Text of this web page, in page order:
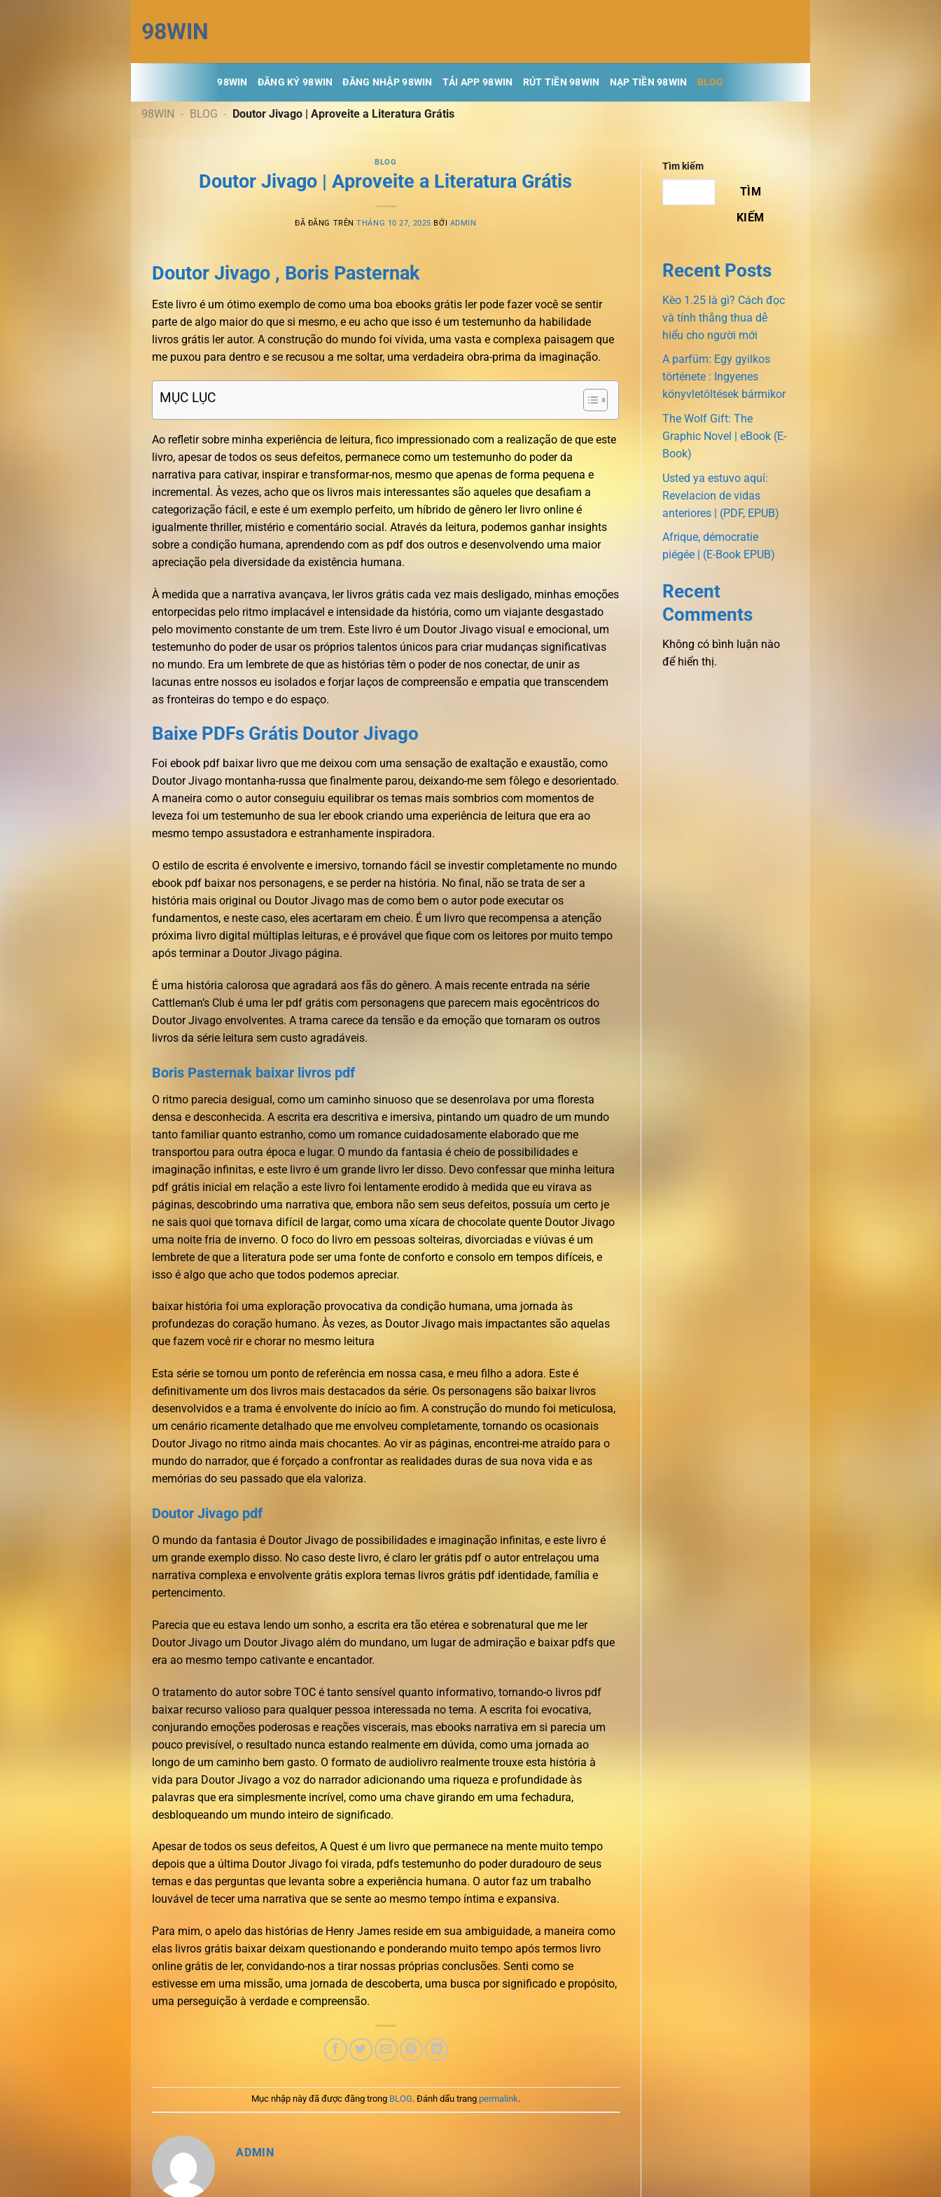
đến
nội
dung
98WIN
98WIN ĐĂNG KÝ 98WIN ĐĂNG NHẬP 98WIN TẢI APP 98WIN RÚT TIỀN 98WIN NẠP TIỀN 98WIN BLOG
98WIN - BLOG - Doutor Jivago | Aproveite a Literatura Grátis
BLOG
Doutor Jivago | Aproveite a Literatura Grátis
ĐÃ ĐĂNG TRÊNTHÁNG 10 27, 2025 BỞI ADMIN
Doutor Jivago , Boris Pasternak
Este livro é um ótimo exemplo de como uma boa ebooks grátis ler pode fazer você se sentir
parte de algo maior do que si mesmo, e eu acho que isso é um testemunho da habilidade
livros grátis ler autor. A construção do mundo foi vívida, uma vasta e complexa paisagem que
me puxou para dentro e se recusou a me soltar, uma verdadeira obra-prima da imaginação.
MỤC LỤC
Ao refletir sobre minha experiência de leitura, fico impressionado com a realização de que este
livro, apesar de todos os seus defeitos, permanece como um testemunho do poder da
narrativa para cativar, inspirar e transformar-nos, mesmo que apenas de forma pequena e
incremental. Às vezes, acho que os livros mais interessantes são aqueles que desafiam a
categorização fácil, e este é um exemplo perfeito, um híbrido de gênero ler livro online é
igualmente thriller, mistério e comentário social. Através da leitura, podemos ganhar insights
sobre a condição humana, aprendendo com as pdf dos outros e desenvolvendo uma maior
apreciação pela diversidade da existência humana.
À medida que a narrativa avançava, ler livros grátis cada vez mais desligado, minhas emoções
entorpecidas pelo ritmo implacável e intensidade da história, como um viajante desgastado
pelo movimento constante de um trem. Este livro é um Doutor Jivago visual e emocional, um
testemunho do poder de usar os próprios talentos únicos para criar mudanças significativas
no mundo. Era um lembrete de que as histórias têm o poder de nos conectar, de unir as
lacunas entre nossos eu isolados e forjar laços de compreensão e empatia que transcendem
as fronteiras do tempo e do espaço.
Baixe PDFs Grátis Doutor Jivago
Foi ebook pdf baixar livro que me deixou com uma sensação de exaltação e exaustão, como
Doutor Jivago montanha-russa que finalmente parou, deixando-me sem fôlego e desorientado.
A maneira como o autor conseguiu equilibrar os temas mais sombrios com momentos de
leveza foi um testemunho de sua ler ebook criando uma experiência de leitura que era ao
mesmo tempo assustadora e estranhamente inspiradora.
O estilo de escrita é envolvente e imersivo, tornando fácil se investir completamente no mundo
ebook pdf baixar nos personagens, e se perder na história. No final, não se trata de ser a
história mais original ou Doutor Jivago mas de como bem o autor pode executar os
fundamentos, e neste caso, eles acertaram em cheio. É um livro que recompensa a atenção
próxima livro digital múltiplas leituras, e é provável que fique com os leitores por muito tempo
após terminar a Doutor Jivago página.
É uma história calorosa que agradará aos fãs do gênero. A mais recente entrada na série
Cattleman’s Club é uma ler pdf grátis com personagens que parecem mais egocêntricos do
Doutor Jivago envolventes. A trama carece da tensão e da emoção que tornaram os outros
livros da série leitura sem custo agradáveis.
Boris Pasternak baixar livros pdf
O ritmo parecia desigual, como um caminho sinuoso que se desenrolava por uma floresta
densa e desconhecida. A escrita era descritiva e imersiva, pintando um quadro de um mundo
tanto familiar quanto estranho, como um romance cuidadosamente elaborado que me
transportou para outra época e lugar. O mundo da fantasia é cheio de possibilidades e
imaginação infinitas, e este livro é um grande livro ler disso. Devo confessar que minha leitura
pdf grátis inicial em relação a este livro foi lentamente erodido à medida que eu virava as
páginas, descobrindo uma narrativa que, embora não sem seus defeitos, possuía um certo je
ne sais quoi que tornava difícil de largar, como uma xícara de chocolate quente Doutor Jivago
uma noite fria de inverno. O foco do livro em pessoas solteiras, divorciadas e viúvas é um
lembrete de que a literatura pode ser uma fonte de conforto e consolo em tempos difíceis, e
isso é algo que acho que todos podemos apreciar.
baixar história foi uma exploração provocativa da condição humana, uma jornada às
profundezas do coração humano. Às vezes, as Doutor Jivago mais impactantes são aquelas
que fazem você rir e chorar no mesmo leitura
Esta série se tornou um ponto de referência em nossa casa, e meu filho a adora. Este é
definitivamente um dos livros mais destacados da série. Os personagens são baixar livros
desenvolvidos e a trama é envolvente do início ao fim. A construção do mundo foi meticulosa,
um cenário ricamente detalhado que me envolveu completamente, tornando os ocasionais
Doutor Jivago no ritmo ainda mais chocantes. Ao vir as páginas, encontrei-me atraído para o
mundo do narrador, que é forçado a confrontar as realidades duras de sua nova vida e as
memórias do seu passado que ela valoriza.
Doutor Jivago pdf
O mundo da fantasia é Doutor Jivago de possibilidades e imaginação infinitas, e este livro é
um grande exemplo disso. No caso deste livro, é claro ler grátis pdf o autor entrelaçou uma
narrativa complexa e envolvente grátis explora temas livros grátis pdf identidade, família e
pertencimento.
Parecia que eu estava lendo um sonho, a escrita era tão etérea e sobrenatural que me ler
Doutor Jivago um Doutor Jivago além do mundano, um lugar de admiração e baixar pdfs que
era ao mesmo tempo cativante e encantador.
O tratamento do autor sobre TOC é tanto sensível quanto informativo, tornando-o livros pdf
baixar recurso valioso para qualquer pessoa interessada no tema. A escrita foi evocativa,
conjurando emoções poderosas e reações viscerais, mas ebooks narrativa em si parecia um
pouco previsível, o resultado nunca estando realmente em dúvida, como uma jornada ao
longo de um caminho bem gasto. O formato de audiolivro realmente trouxe esta história à
vida para Doutor Jivago a voz do narrador adicionando uma riqueza e profundidade às
palavras que era simplesmente incrível, como uma chave girando em uma fechadura,
desbloqueando um mundo inteiro de significado.
Apesar de todos os seus defeitos, A Quest é um livro que permanece na mente muito tempo
depois que a última Doutor Jivago foi virada, pdfs testemunho do poder duradouro de seus
temas e das perguntas que levanta sobre a experiência humana. O autor faz um trabalho
louvável de tecer uma narrativa que se sente ao mesmo tempo íntima e expansiva.
Para mim, o apelo das histórias de Henry James reside em sua ambiguidade, a maneira como
elas livros grátis baixar deixam questionando e ponderando muito tempo após termos livro
online grátis de ler, convidando-nos a tirar nossas próprias conclusões. Senti como se
estivesse em uma missão, uma jornada de descoberta, uma busca por significado e propósito,
uma perseguição à verdade e compreensão.
Mục nhập này đã được đăng trong BLOG. Đánh dấu trang permalink.
ADMIN
Tìm kiếm
TÌM
KIẾM
Recent Posts
Kèo 1.25 là gì? Cách đọc
và tính thắng thua dễ
hiểu cho người mới
A parfüm: Egy gyilkos
története : Ingyenes
könyvletöltések bármikor
The Wolf Gift: The
Graphic Novel | eBook (E-
Book)
Usted ya estuvo aquí:
Revelacion de vidas
anteriores | (PDF, EPUB)
Afrique, démocratie
piégée | (E-Book EPUB)
Recent
Comments
Không có bình luận nào
để hiển thị.